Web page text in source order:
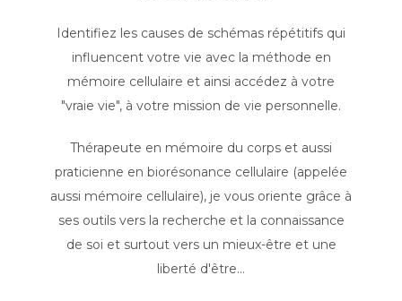
Identifiez les causes de schémas répétitifs qui
influencent votre vie avec la méthode en
mémoire cellulaire et ainsi accédez à votre
"vraie vie", à votre mission de vie personnelle.
Thérapeute en mémoire du corps et aussi
praticienne en biorésonance cellulaire (appelée
aussi mémoire cellulaire), je vous oriente grâce à
ses outils vers la recherche et la connaissance
de soi et surtout vers un mieux-être et une
liberté d'être...